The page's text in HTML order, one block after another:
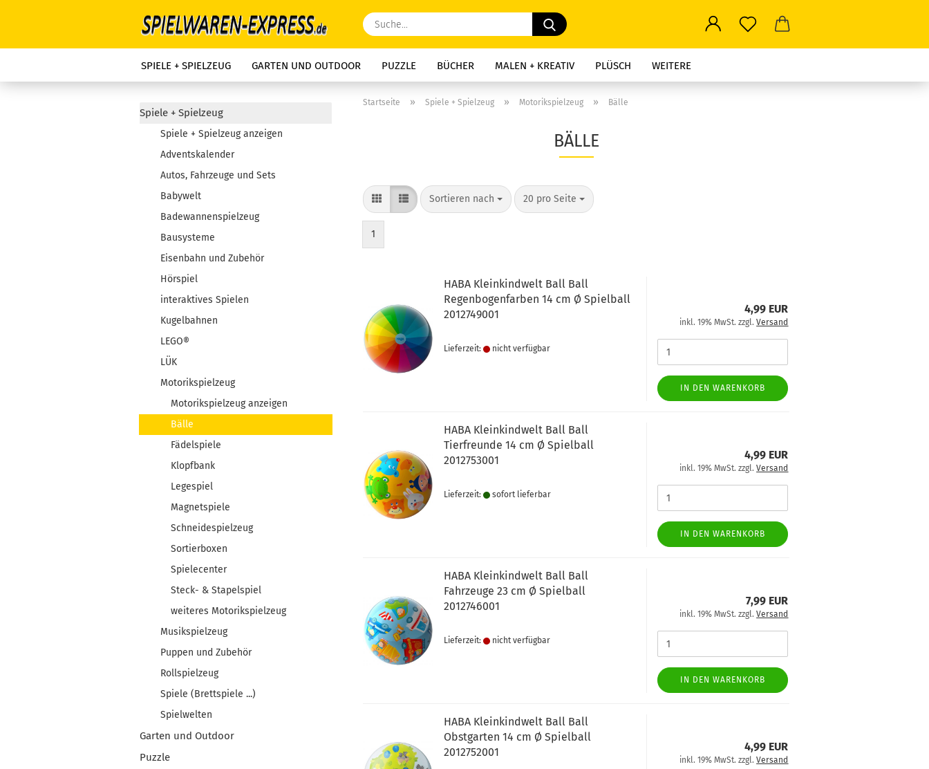
Suche...
SPIELE + SPIELZEUG GARTEN UND OUTDOOR PUZZLE BÜCHER MALEN + KREATIV PLÜSCH WEITERE
Startseite » Spiele + Spielzeug » Motorikspielzeug » Bälle
BÄLLE
Sortieren nach
Sortieren nach 20 pro Seite
pro Seite
1
HABA Kleinkindwelt Ball Ball
Regenbogenfarben 14 cm Ø Spielball
2012749001
Lieferzeit: nicht verfügbar
4,99 EUR
inkl. 19% MwSt. zzgl.Versand
IN DEN WARENKORB
HABA Kleinkindwelt Ball Ball
Tierfreunde 14 cm Ø Spielball
2012753001
Lieferzeit: sofort lie­fer­bar
4,99 EUR
inkl. 19% MwSt. zzgl.Versand
IN DEN WARENKORB
HABA Kleinkindwelt Ball Ball
Fahrzeuge 23 cm Ø Spielball
2012746001
Lieferzeit: nicht verfügbar
7,99 EUR
inkl. 19% MwSt. zzgl.Versand
IN DEN WARENKORB
HABA Kleinkindwelt Ball Ball
Obstgarten 14 cm Ø Spielball
2012752001
4,99 EUR
inkl. 19% MwSt. zzgl.Versand
Spiele + Spielzeug
Spiele + Spielzeug anzeigen
Adventskalender
Autos, Fahrzeuge und Sets
Babywelt
Badewannenspielzeug
Bausysteme
Eisenbahn und Zubehör
Hörspiel
interaktives Spielen
Kugelbahnen
LEGO®
LÜK
Motorikspielzeug
Motorikspielzeug anzeigen
Bälle
Fädelspiele
Klopfbank
Legespiel
Magnetspiele
Schneidespielzeug
Sortierboxen
Spielecenter
Steck- & Stapelspiel
weiteres Motorikspielzeug
Musikspielzeug
Puppen und Zubehör
Rollspielzeug
Spiele (Brettspiele ...)
Spielwelten
Garten und Outdoor
Puzzle